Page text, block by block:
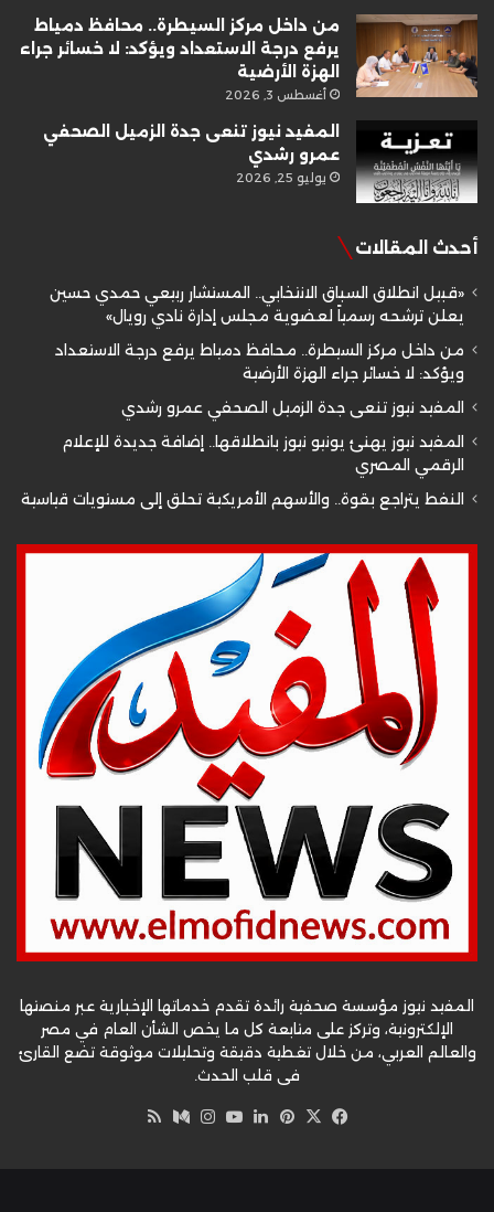
من داخل مركز السيطرة.. محافظ دمياط
يرفع درجة الاستعداد ويؤكد: لا خسائر جراء
الهزة الأرضية
أغسطس 3, 2026
المفيد نيوز تنعى جدة الزميل الصحفي
عمرو رشدي
يوليو 25, 2026
أحدث المقالات
«قبيل انطلاق السباق الانتخابي.. المستشار ربيعي حمدي حسين
يعلن ترشحه رسمياً لعضوية مجلس إدارة نادي رويال»
من داخل مركز السيطرة.. محافظ دمياط يرفع درجة الاستعداد
ويؤكد: لا خسائر جراء الهزة الأرضية
المفيد نيوز تنعى جدة الزميل الصحفي عمرو رشدي
المفيد نيوز يهنئ يونيو نيوز بانطلاقها.. إضافة جديدة للإعلام
الرقمي المصري
النفط يتراجع بقوة.. والأسهم الأمريكية تحلق إلى مستويات قياسية
المفيد نيوز مؤسسة صحفية رائدة تقدم خدماتها الإخبارية عبر منصتها
الإلكترونية، وتركز على متابعة كل ما يخص الشأن العام في مصر
والعالم العربي، من خلال تغطية دقيقة وتحليلات موثوقة تضع القارئ
في قلب الحدث.
فيسبوك
‫X بينتيريست
لينكدإن‫YouTube
انستقرام
وسط